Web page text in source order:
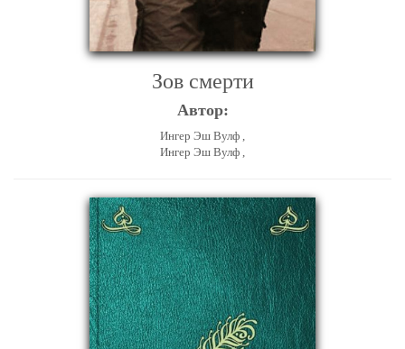
Зов смерти
Автор:
Ингер Эш Вулф ,
Ингер Эш Вулф ,